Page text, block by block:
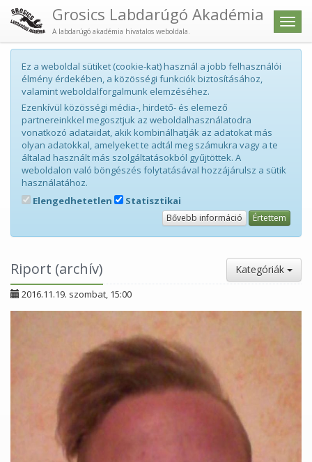
Menü
Grosics Labdarúgó Akadémia
A labdarúgó akadémia hivatalos weboldala.
Ez a weboldal sütiket (cookie-kat) használ a jobb felhasználói
élmény érdekében, a közösségi funkciók biztosításához,
valamint weboldalforgalmunk elemzéséhez.
Ezenkívül közösségi média-, hirdető- és elemező
partnereinkkel megosztjuk az weboldalhasználatodra
vonatkozó adataidat, akik kombinálhatják az adatokat más
olyan adatokkal, amelyeket te adtál meg számukra vagy a te
általad használt más szolgáltatásokból gyűjtöttek. A
weboldalon való böngészés folytatásával hozzájárulsz a sütik
használatához.
Elengedhetetlen
Statisztikai
Bővebb információ Értettem
Riport (archív) Kategóriák
2016.11.19. szombat, 15:00